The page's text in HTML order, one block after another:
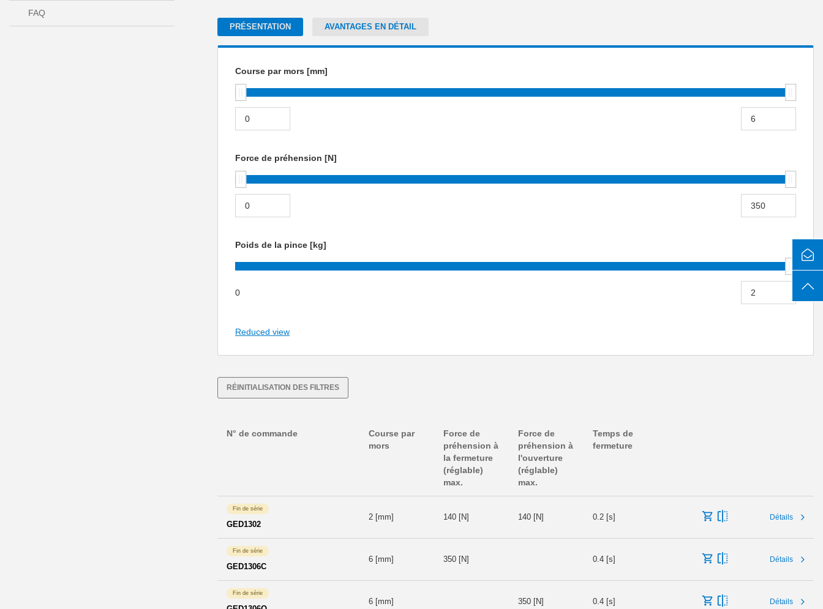
FAQ
PRÉSENTATION AVANTAGES EN DÉTAIL
Course par mors [mm]
Force de préhension [N]
Poids de la pince [kg]
0
Reduced view
RÉINITIALISATION DES FILTRES
N° de commande
Course par
mors
Force de
préhension à
la fermeture
(réglable)
max.
Force de
préhension à
l'ouverture
(réglable)
max.
Temps de
fermeture
Fin de série
GED1302
2 [mm] 140 [N] 140 [N] 0.2 [s] Détails
Fin de série
GED1306C
6 [mm] 350 [N] 0.4 [s] Détails
Fin de série
6 [mm] 350 [N] 0.4 [s] Détails